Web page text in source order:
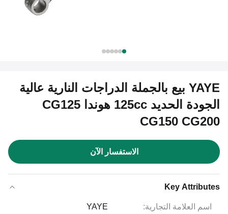
YAYE بيع بالجملة الدراجات النارية عالية
الجودة الحديد 125cc هوندا CG125
CG150 CG200
الاستفسار الآن
Key Attributes
اسم العلامة التجارية: YAYE